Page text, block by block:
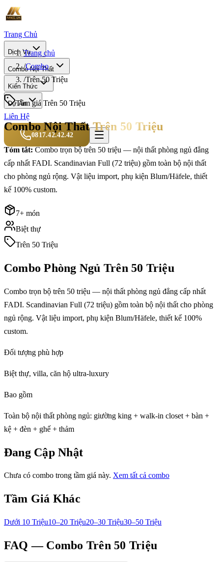
Trang Chủ
Dịch Vụ
Combo Nội Thất
Kiến Thức
Dự Án
Liên Hệ
0817.42.42.42
Trang chủ
/Combo
/Trên 50 Triệu
Tầm giá Trên 50 Triệu
Combo Nội ThấtTrên 50 Triệu
Tóm tắt: Combo trọn bộ trên 50 triệu — nội thất phòng ngủ đẳng
cấp nhất FADI. Scandinavian Full (72 triệu) gồm toàn bộ nội thất
cho phòng ngủ rộng. Vật liệu import, phụ kiện Blum/Häfele, thiết
kế 100% custom.
7+ món
Biệt thự
Trên 50 Triệu
Combo Phòng Ngủ Trên 50 Triệu
Combo trọn bộ trên 50 triệu — nội thất phòng ngủ đẳng cấp nhất
FADI. Scandinavian Full (72 triệu) gồm toàn bộ nội thất cho phòng
ngủ rộng. Vật liệu import, phụ kiện Blum/Häfele, thiết kế 100%
custom.
Đối tượng phù hợp
Biệt thự, villa, căn hộ ultra-luxury
Bao gồm
Toàn bộ nội thất phòng ngủ: giường king + walk-in closet + bàn +
kệ + đèn + ghế + thảm
Đang Cập Nhật
Chưa có combo trong tầm giá này. Xem tất cả combo
Tầm Giá Khác
Dưới 10 Triệu10–20 Triệu20–30 Triệu30–50 Triệu
FAQ — Combo Trên 50 Triệu